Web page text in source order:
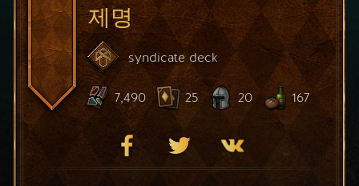
제명
syndicate deck
7,490 25 20 167